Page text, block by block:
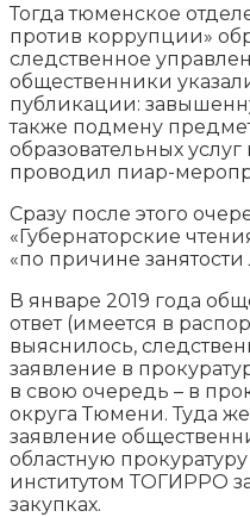
Тогда тюменское
против коррупции»
следственное
общественники
публикации:
также подмену
образовательных
проводил пиар-
Сразу после этого
«Губернаторские
«по причине занятости
В январе 2019 года
ответ (имеется в
выяснилось,
заявление в
в свою очередь – в
округа Тюмени. Туда
заявление
областную
институтом ТОГИРРО
закупках.